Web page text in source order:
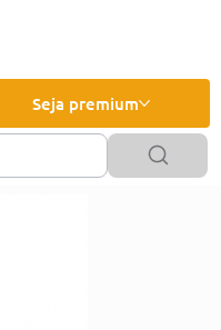
Seja premium